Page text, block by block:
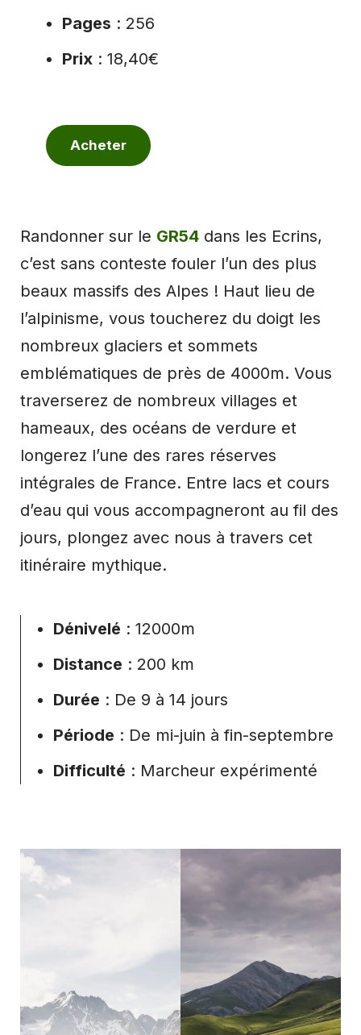
Pages : 256
Prix: 18,40€
Acheter
Randonner sur le GR54 dans les Ecrins,
c’est sans conteste fouler l’un des plus
beaux massifs des Alpes ! Haut lieu de
l’alpinisme, vous toucherez du doigt les
nombreux glaciers et sommets
emblématiques de près de 4000m. Vous
traverserez de nombreux villages et
hameaux, des océans de verdure et
longerez l’une des rares réserves
intégrales de France. Entre lacs et cours
d’eau qui vous accompagneront au fil des
jours, plongez avec nous à travers cet
itinéraire mythique.
Dénivelé : 12000m
Distance : 200 km
Durée : De 9 à 14 jours
Période : De mi-juin à fin-septembre
Difficulté : Marcheur expérimenté